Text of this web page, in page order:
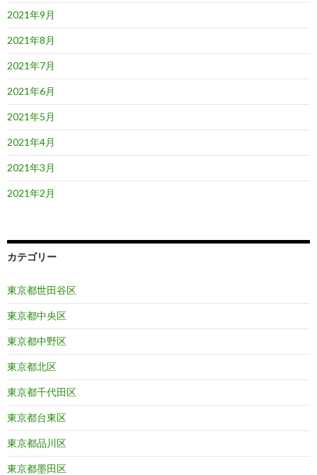
2021年9月
2021年8月
2021年7月
2021年6月
2021年5月
2021年4月
2021年3月
2021年2月
カテゴリー
東京都世田谷区
東京都中央区
東京都中野区
東京都北区
東京都千代田区
東京都台東区
東京都品川区
東京都墨田区